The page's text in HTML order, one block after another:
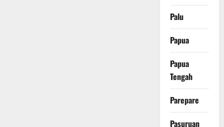
Palu
Papua
Papua
Tengah
Parepare
Pasuruan